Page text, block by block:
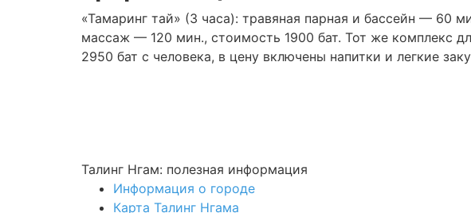
«Тамаринг тай» (3 часа): травяная парная и бассейн — 60
массаж — 120 мин., стоимость 1900 бат. Тот же комплекс
2950 бат с человека, в цену включены напитки и легкие
Талинг Нгам: полезная информация
Информация о городе
Карта Талинг Нгама